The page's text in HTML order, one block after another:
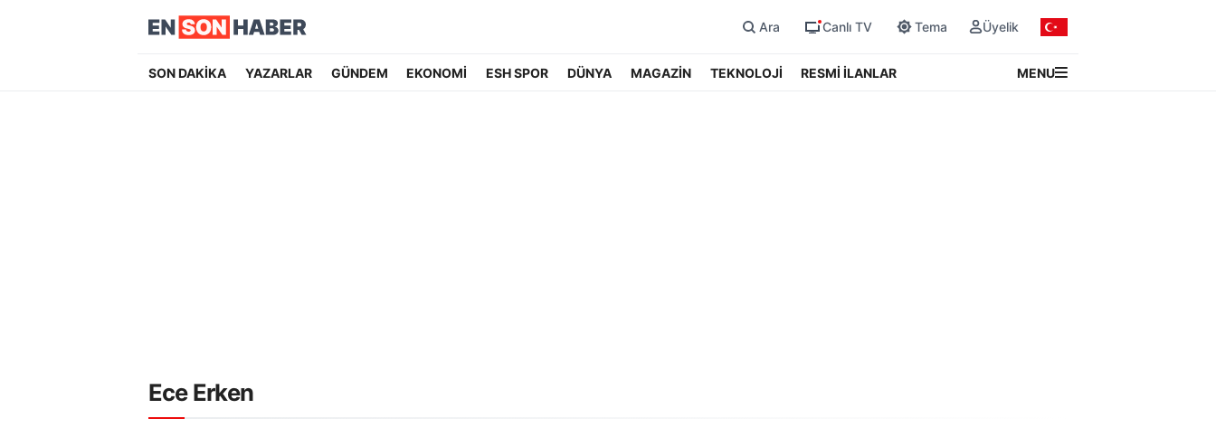
Ara Canlı TV Tema Üyelik
SON DAKİKA YAZARLAR GÜNDEM EKONOMİ ESH SPOR DÜNYA MAGAZİN TEKNOLOJİ RESMİ İLANLAR MENU
Ece Erken